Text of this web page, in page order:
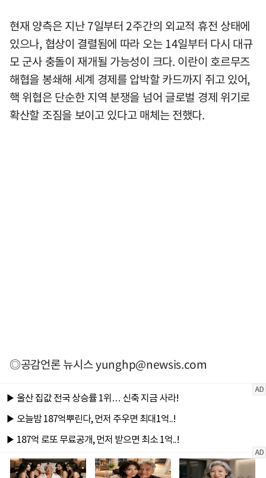
현재 양측은 지난 7일부터 2주간의 외교적 휴전 상태에
있으나, 협상이 결렬됨에 따라 오는 14일부터 다시 대규
모 군사 충돌이 재개될 가능성이 크다. 이란이 호르무즈
해협을 봉쇄해 세계 경제를 압박할 카드까지 쥐고 있어,
핵 위협은 단순한 지역 분쟁을 넘어 글로벌 경제 위기로
확산할 조짐을 보이고 있다고 매체는 전했다.
◎공감언론 뉴시스yunghp@newsis.com